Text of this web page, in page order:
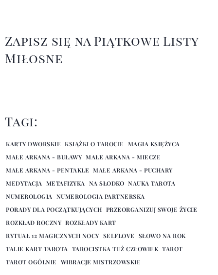
Zapisz się na Piątkowe Listy
Miłosne
Tagi:
KARTY DWORSKIE KSIĄŻKI O TAROCIE
MAGIA KSIĘŻYCA
MAŁE ARKANA - BUŁAWY MAŁE ARKANA - MIECZE
MAŁE ARKANA - PENTAKLE MAŁE ARKANA - PUCHARY
MEDYTACJA
METAFIZYKA NA SŁODKO NAUKA TAROTA
NUMEROLOGIA
NUMEROLOGIA PARTNERSKA
PORADY DLA POCZĄTKUJĄCYCH PRZEORGANIZUJ SWOJE ŻYCIE
ROZKŁAD ROCZNY ROZKŁADY KART
RYTUAŁ 12 MAGICZNYCH NOCY SELFLOVE
SŁOWO NA ROK
TALIE KART TAROTA
TAROCISTKA TEŻ CZŁOWIEK TAROT
TAROT OGÓLNIE
WIBRACJE MISTRZOWSKIE